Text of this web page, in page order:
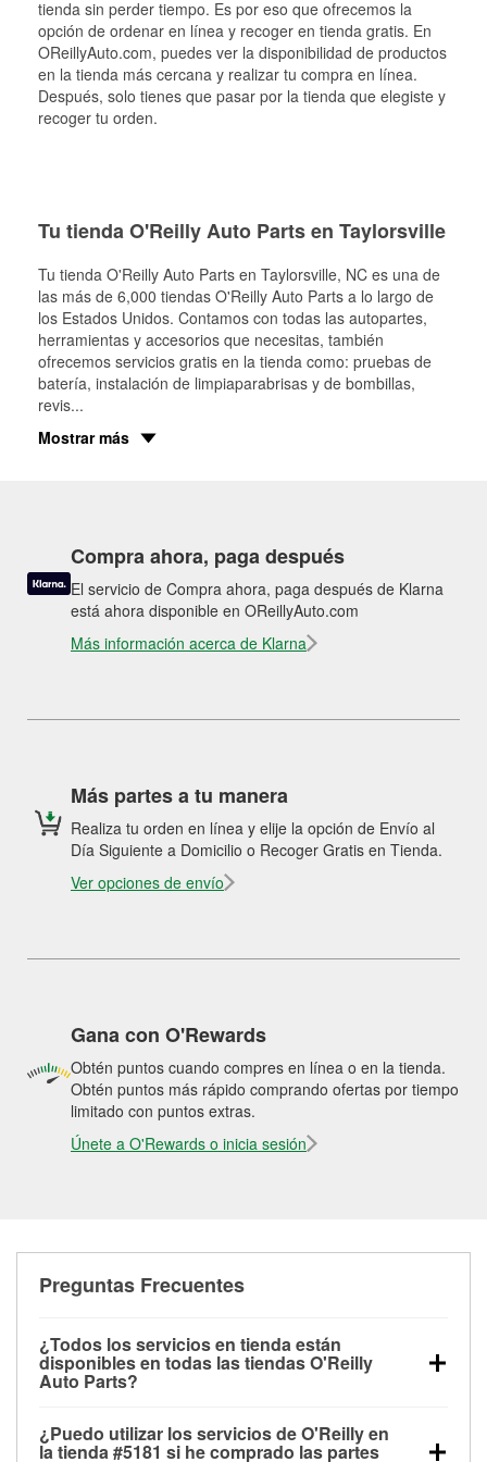
tienda sin perder tiempo. Es por eso que ofrecemos la
opción de ordenar en línea y recoger en tienda gratis. En
OReillyAuto.com, puedes ver la disponibilidad de productos
en la tienda más cercana y realizar tu compra en línea.
Después, solo tienes que pasar por la tienda que elegiste y
recoger tu orden.
Tu tienda O'Reilly Auto Parts en Taylorsville
Tu tienda O'Reilly Auto Parts en Taylorsville, NC es una de
las más de 6,000 tiendas O'Reilly Auto Parts a lo largo de
los Estados Unidos. Contamos con todas las autopartes,
herramientas y accesorios que necesitas, también
ofrecemos servicios gratis en la tienda como: pruebas de
batería, instalación de limpiaparabrisas y de bombillas,
revis...
Mostrar más
Compra ahora, paga después
El servicio de Compra ahora, paga después de Klarna
está ahora disponible en OReillyAuto.com
Más información acerca de Klarna
Más partes a tu manera
Realiza tu orden en línea y elije la opción de Envío al
Día Siguiente a Domicilio o Recoger Gratis en Tienda.
Ver opciones de envío
Gana con O'Rewards
Obtén puntos cuando compres en línea o en la tienda.
Obtén puntos más rápido comprando ofertas por tiempo
limitado con puntos extras.
Únete a O'Rewards o inicia sesión
Preguntas Frecuentes
¿Todos los servicios en tienda están
disponibles en todas las tiendas O'Reilly
Auto Parts?
las pruebas de batería, pruebas de alternador y
¿Puedo utilizar los servicios de O'Reilly en
la tienda #5181 si he comprado las partes